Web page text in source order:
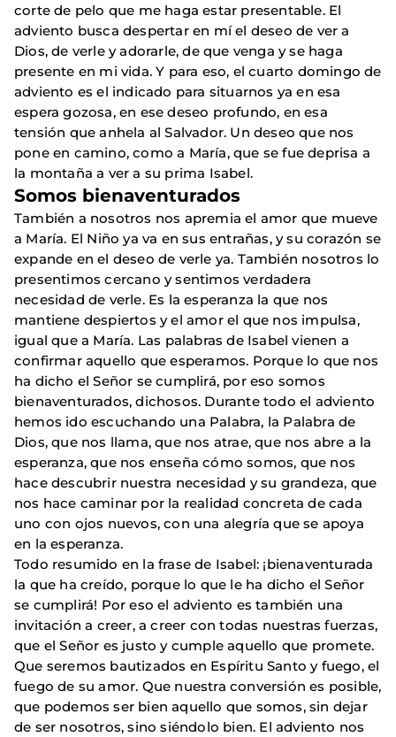
corte de pelo que me haga estar presentable. El
adviento busca despertar en mí el deseo de ver a
Dios, de verle y adorarle, de que venga y se haga
presente en mi vida. Y para eso, el cuarto domingo de
adviento es el indicado para situarnos ya en esa
espera gozosa, en ese deseo profundo, en esa
tensión que anhela al Salvador. Un deseo que nos
pone en camino, como a María, que se fue deprisa a
la montaña a ver a su prima Isabel.
Somos bienaventurados
También a nosotros nos apremia el amor que mueve
a María. El Niño ya va en sus entrañas, y su corazón se
expande en el deseo de verle ya. También nosotros lo
presentimos cercano y sentimos verdadera
necesidad de verle. Es la esperanza la que nos
mantiene despiertos y el amor el que nos impulsa,
igual que a María. Las palabras de Isabel vienen a
confirmar aquello que esperamos. Porque lo que nos
ha dicho el Señor se cumplirá, por eso somos
bienaventurados, dichosos. Durante todo el adviento
hemos ido escuchando una Palabra, la Palabra de
Dios, que nos llama, que nos atrae, que nos abre a la
esperanza, que nos enseña cómo somos, que nos
hace descubrir nuestra necesidad y su grandeza, que
nos hace caminar por la realidad concreta de cada
uno con ojos nuevos, con una alegría que se apoya
en la esperanza.
Todo resumido en la frase de Isabel: ¡bienaventurada
la que ha creído, porque lo que le ha dicho el Señor
se cumplirá! Por eso el adviento es también una
invitación a creer, a creer con todas nuestras fuerzas,
que el Señor es justo y cumple aquello que promete.
Que seremos bautizados en Espíritu Santo y fuego, el
fuego de su amor. Que nuestra conversión es posible,
que podemos ser bien aquello que somos, sin dejar
de ser nosotros, sino siéndolo bien. El adviento nos